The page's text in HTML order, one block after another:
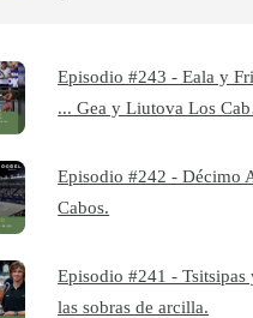
Episodio #243 - Eala y
... Gea y Liutova Los
Episodio #242 - Décimo
Cabos.
Episodio #241 - Tsitsipas
las sobras de arcilla.